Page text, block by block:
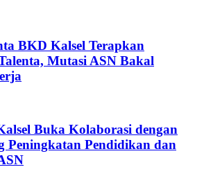
BKD Kalsel Terapkan
Mutasi ASN Bakal
Buka Kolaborasi dengan
Peningkatan Pendidikan dan